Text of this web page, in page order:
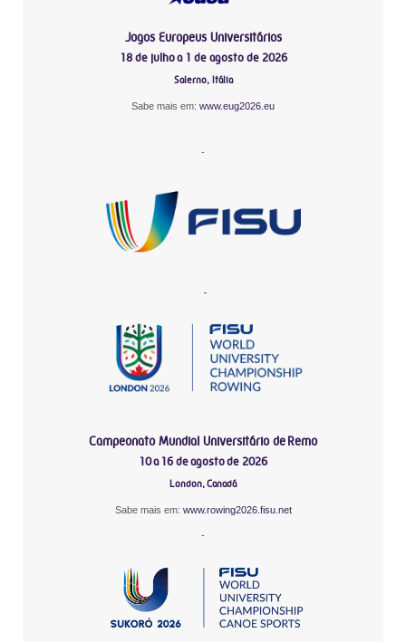
Jogos Europeus Universitários
18 de julho a 1 de agosto de 2026
Salerno, Itália
Sabe mais em: www.eug2026.eu
-
-
Campeonato Mundial Universitário de Remo
10 a 16 de agosto de 2026
London, Canadá
Sabe mais em: www.rowing2026.fisu.net
-